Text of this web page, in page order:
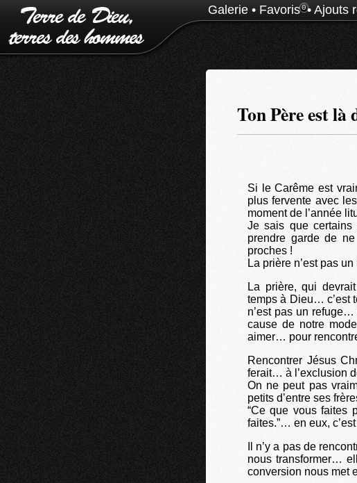
Galerie • Favoris0• Ajouts
Ton Père est là
Si le Carême est
plus fervente avec
moment de l’année
Je sais que
prendre garde de
proches !
La prière n’est pas
La prière, qui
temps à Dieu… c’est
n’est pas un refuge…
cause de notre
aimer… pour
Rencontrer Jésus
ferait… à l’exclusion
On ne peut pas
petits d’entre ses
“Ce que vous faites
faites.”… en eux,
Il n’y a pas de
nous transformer…
conversion nous met